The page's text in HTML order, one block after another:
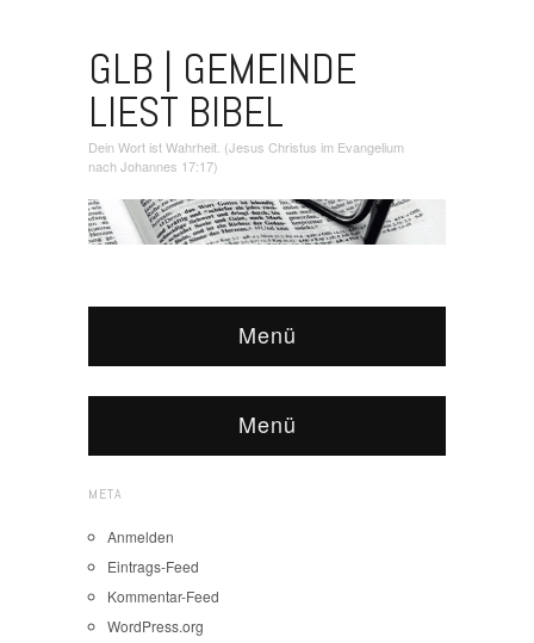
GLB | GEMEINDE
LIEST BIBEL
Dein Wort ist Wahrheit. (Jesus Christus im Evangelium
nach Johannes 17:17)
Menü
Menü
META
Anmelden
Eintrags-Feed
Kommentar-Feed
WordPress.org